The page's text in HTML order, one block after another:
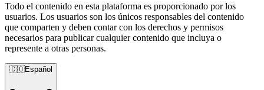
Todo el contenido en esta plataforma es proporcionado por los
usuarios. Los usuarios son los únicos responsables del contenido
que comparten y deben contar con los derechos y permisos
necesarios para publicar cualquier contenido que incluya o
represente a otras personas.
🇨🇴Español